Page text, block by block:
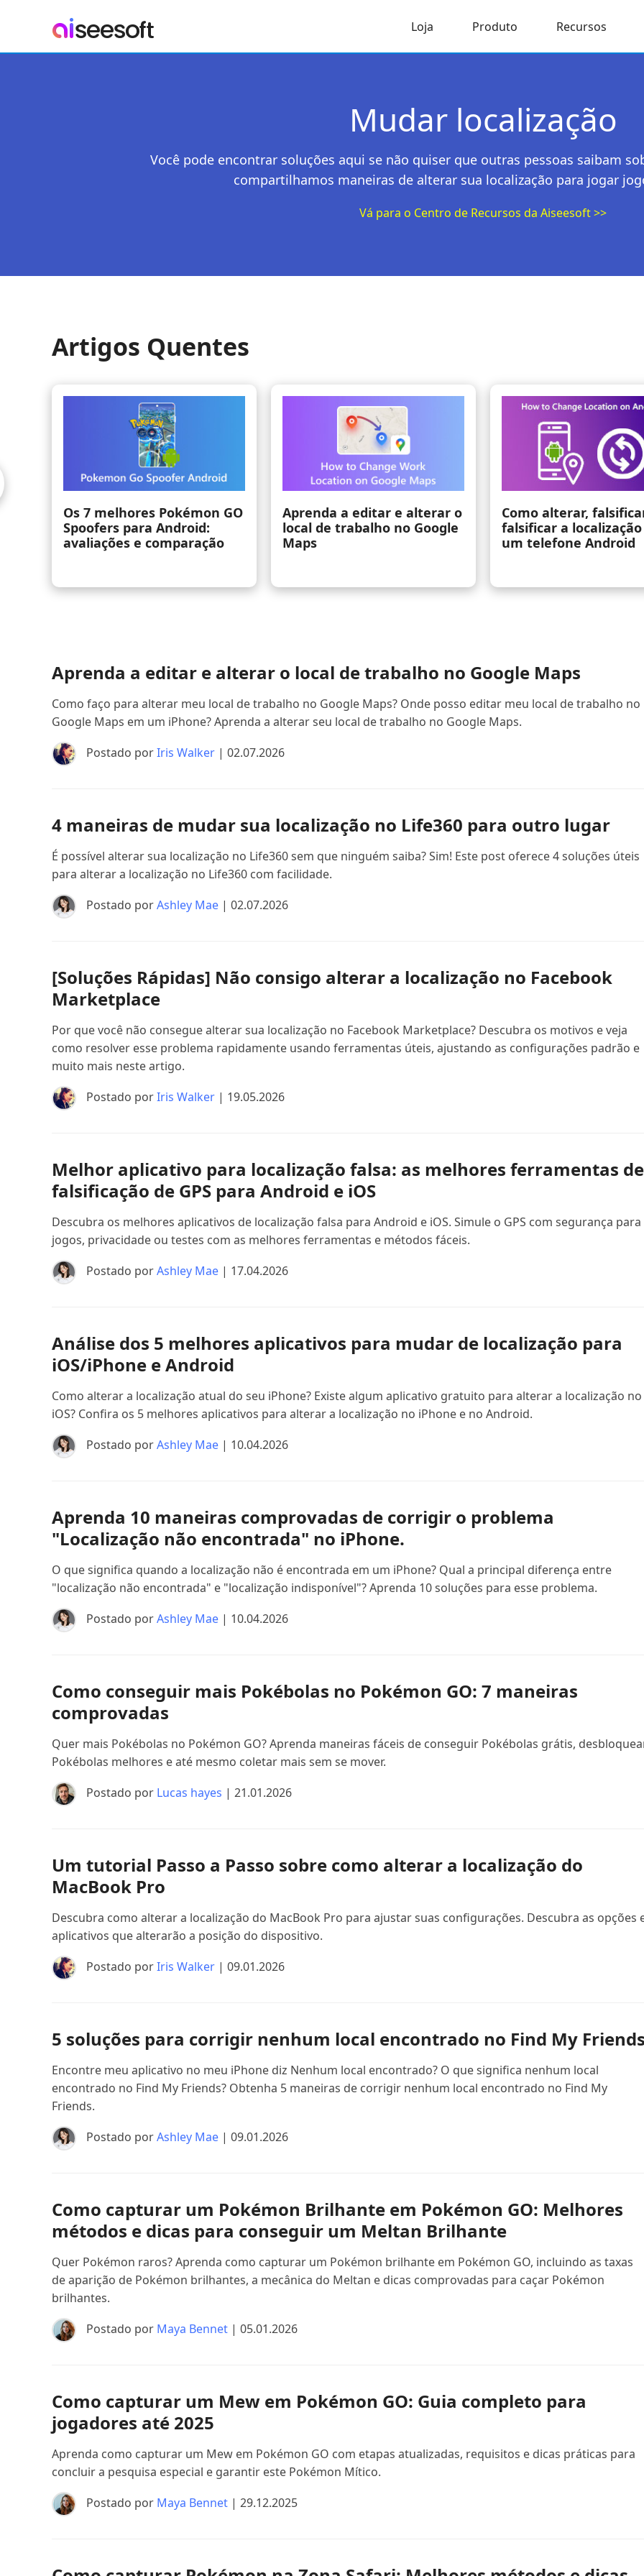
Loja Produto Recursos
Mudar localização
Você pode encontrar soluções aqui se não quiser que outras pessoas saibam
compartilhamos maneiras de alterar sua localização para jogar
Vá para o Centro de Recursos da Aiseesoft >>
Artigos Quentes
Aprenda a editar e alterar o
local de trabalho no Google
Maps
Como alterar, falsificar ou
falsificar a localização em
um telefone Android
Maneiras de rastrear a
localização do telefone
rastreador de localização
Aprenda a editar e alterar o local de trabalho no Google Maps
Como faço para alterar meu local de trabalho no Google Maps? Onde posso editar meu local de trabalho no
Google Maps em um iPhone? Aprenda a alterar seu local de trabalho no Google Maps.
Postado porIris Walker | 02.07.2026
4 maneiras de mudar sua localização no Life360 para outro lugar
É possível alterar sua localização no Life360 sem que ninguém saiba? Sim! Este post oferece 4 soluções úteis
para alterar a localização no Life360 com facilidade.
Postado porAshley Mae | 02.07.2026
[Soluções Rápidas] Não consigo alterar a localização no Facebook
Marketplace
Por que você não consegue alterar sua localização no Facebook Marketplace? Descubra os motivos e veja
como resolver esse problema rapidamente usando ferramentas úteis, ajustando as configurações padrão e
muito mais neste artigo.
Postado porIris Walker | 19.05.2026
Melhor aplicativo para localização falsa: as melhores ferramentas de
falsificação de GPS para Android e iOS
Descubra os melhores aplicativos de localização falsa para Android e iOS. Simule o GPS com segurança para
jogos, privacidade ou testes com as melhores ferramentas e métodos fáceis.
Postado porAshley Mae | 17.04.2026
Análise dos 5 melhores aplicativos para mudar de localização para
iOS/iPhone e Android
Como alterar a localização atual do seu iPhone? Existe algum aplicativo gratuito para alterar a localização no
iOS? Confira os 5 melhores aplicativos para alterar a localização no iPhone e no Android.
Postado porAshley Mae | 10.04.2026
Aprenda 10 maneiras comprovadas de corrigir o problema
"Localização não encontrada" no iPhone.
O que significa quando a localização não é encontrada em um iPhone? Qual a principal diferença entre
"localização não encontrada" e "localização indisponível"? Aprenda 10 soluções para esse problema.
Postado porAshley Mae | 10.04.2026
Como conseguir mais Pokébolas no Pokémon GO: 7 maneiras
comprovadas
Quer mais Pokébolas no Pokémon GO? Aprenda maneiras fáceis de conseguir Pokébolas grátis,
Pokébolas melhores e até mesmo coletar mais sem se mover.
Postado por Lucas hayes | 21.01.2026
Um tutorial Passo a Passo sobre como alterar a localização do
MacBook Pro
Descubra como alterar a localização do MacBook Pro para ajustar suas configurações. Descubra as opções
aplicativos que alterarão a posição do dispositivo.
Postado porIris Walker | 09.01.2026
5 soluções para corrigir nenhum local encontrado no Find My
Encontre meu aplicativo no meu iPhone diz Nenhum local encontrado? O que significa nenhum local
encontrado no Find My Friends? Obtenha 5 maneiras de corrigir nenhum local encontrado no Find My
Friends.
Postado porAshley Mae | 09.01.2026
Como capturar um Pokémon Brilhante em Pokémon GO: Melhores
métodos e dicas para conseguir um Meltan Brilhante
Quer Pokémon raros? Aprenda como capturar um Pokémon brilhante em Pokémon GO, incluindo as taxas
de aparição de Pokémon brilhantes, a mecânica do Meltan e dicas comprovadas para caçar Pokémon
brilhantes.
Postado por Maya Bennet | 05.01.2026
Como capturar um Mew em Pokémon GO: Guia completo para
jogadores até 2025
Aprenda como capturar um Mew em Pokémon GO com etapas atualizadas, requisitos e dicas práticas para
concluir a pesquisa especial e garantir este Pokémon Mítico.
Postado por Maya Bennet | 29.12.2025